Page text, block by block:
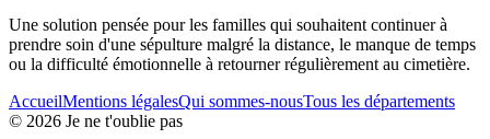
Une solution pensée pour les familles qui souhaitent continuer à
prendre soin d'une sépulture malgré la distance, le manque de temps
ou la difficulté émotionnelle à retourner régulièrement au cimetière.
AccueilMentions légalesQui sommes-nousTous les départements
© 2026 Je ne t'oublie pas